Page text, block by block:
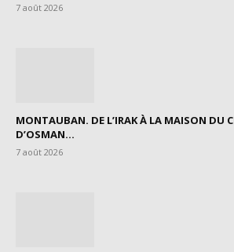
7 août 2026
MONTAUBAN. DE L’IRAK À LA MAISON DU
D’OSMAN...
7 août 2026